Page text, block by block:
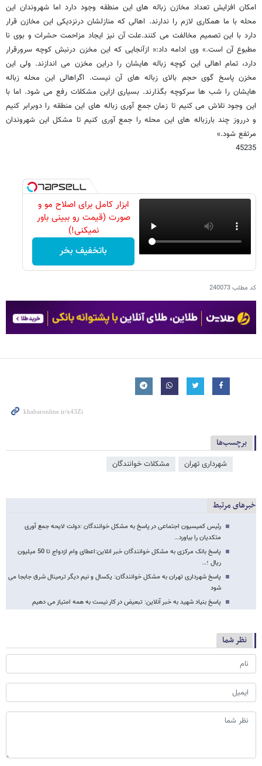
امکان افزایش تعداد مخازن زباله های این منطقه وجود دارد اما شهروندان این
محله با ما همکاری لازم را ندارند. اهالی که منازلشان درنزدیکی این مخازن قرار
دارد با این تصمیم مخالفت می کنند.علت آن نیز ایجاد مزاحمت حشرات و بوی نا
مطبوع آن است.» وی ادامه داد:« ازآنجایی که این مخزن درنبش کوچه سرورقرار
دارد، تمام اهالی این کوچه زباله هایشان را دراین مخزن می اندازند. ولی این
مخزن پاسخ گوی حجم بالای زباله های آن نیست. اگراهالی این محله زباله
هایشان را شب ها سرکوچه بگذارند. بسیاری ازاین مشکلات رفع می شود. اما با
این وجود تلاش می کنیم تا زمان جمع آوری زباله های این منطقه را دوبرابر کنیم
و درروز چند بارزباله های این محله را جمع آوری کنیم تا مشکل این شهروندان
مرتفع شود.»
45235
ابزار کامل برای اصلاح مو و
صورت (قیمت رو ببینی باور
نمیکنی!)
باتخفیف بخر
کد مطلب240073
برچسب‌ها
شهرداری تهران مشکلات خوانندگان
خبرهای مرتبط
رئیس کمیسیون اجتماعی در پاسخ به مشکل خوانندگان :دولت لایحه جمع آوری
متکدیان را بیاورد…
پاسخ بانک مرکزی به مشکل خوانندگان خبر انلاین:اعطای وام ازدواج تا 50 میلیون
ریال ؛…
پاسخ شهرداری تهران به مشکل خوانندگان: یکسال و نیم دیگر ترمینال شرق جابجا می
شود
پاسخ بنیاد شهید به خبر آنلاین: تبعیض در کار نیست به همه امتیاز می دهیم
نظر شما